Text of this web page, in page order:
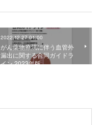
2022.12.27 01:00
がん薬物療法に伴う血管外
漏出に関する合同ガイドラ
イン 2023年版